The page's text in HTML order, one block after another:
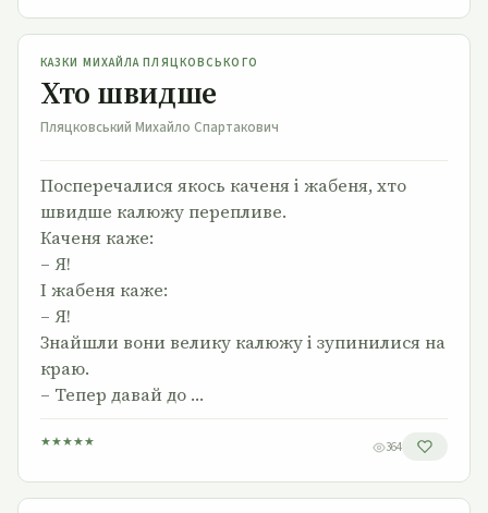
Хто швидше
КАЗКИ МИХАЙЛА ПЛЯЦКОВСЬКОГО
Хто швидше
Пляцковський Михайло Спартакович
Посперечалися якось каченя і жабеня, хто
швидше калюжу перепливе.
Каченя каже:
– Я!
І жабеня каже:
– Я!
Знайшли вони велику калюжу і зупинилися на
краю.
– Тепер давай до …
★★★★★ 364
Мухомор